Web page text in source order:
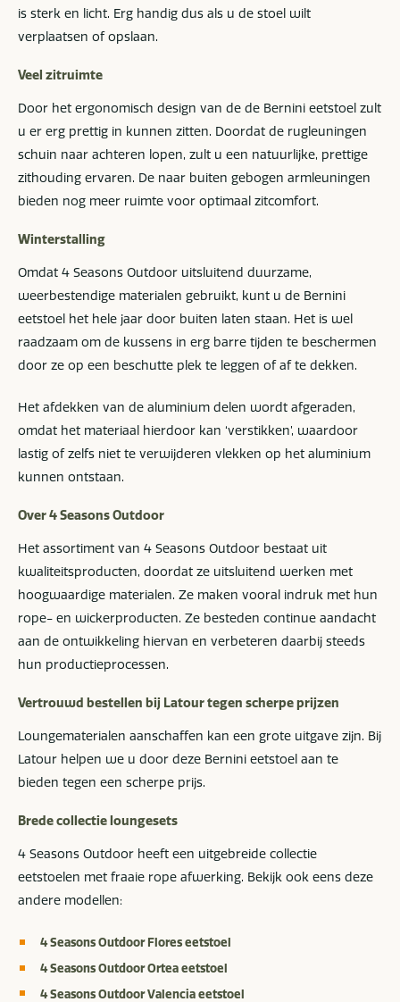
is sterk en licht. Erg handig dus als u de stoel wilt
verplaatsen of opslaan.
Veel zitruimte
Door het ergonomisch design van de de Bernini eetstoel zult
u er erg prettig in kunnen zitten. Doordat de rugleuningen
schuin naar achteren lopen, zult u een natuurlijke, prettige
zithouding ervaren. De naar buiten gebogen armleuningen
bieden nog meer ruimte voor optimaal zitcomfort.
Winterstalling
Omdat 4 Seasons Outdoor uitsluitend duurzame,
weerbestendige materialen gebruikt, kunt u de Bernini
eetstoel het hele jaar door buiten laten staan. Het is wel
raadzaam om de kussens in erg barre tijden te beschermen
door ze op een beschutte plek te leggen of af te dekken.
Het afdekken van de aluminium delen wordt afgeraden,
omdat het materiaal hierdoor kan ‘verstikken’, waardoor
lastig of zelfs niet te verwijderen vlekken op het aluminium
kunnen ontstaan.
Over 4 Seasons Outdoor
Het assortiment van 4 Seasons Outdoor bestaat uit
kwaliteitsproducten, doordat ze uitsluitend werken met
hoogwaardige materialen. Ze maken vooral indruk met hun
rope- en wickerproducten. Ze besteden continue aandacht
aan de ontwikkeling hiervan en verbeteren daarbij steeds
hun productieprocessen.
Vertrouwd bestellen bij Latour tegen scherpe prijzen
Loungematerialen aanschaffen kan een grote uitgave zijn. Bij
Latour helpen we u door deze Bernini eetstoel aan te
bieden tegen een scherpe prijs.
Brede collectie loungesets
4 Seasons Outdoor heeft een uitgebreide collectie
eetstoelen met fraaie rope afwerking. Bekijk ook eens deze
andere modellen:
4 Seasons Outdoor Flores eetstoel
4 Seasons Outdoor Ortea eetstoel
4 Seasons Outdoor Valencia eetstoel